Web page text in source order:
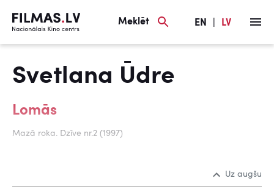
Meklēt EN LV
Svetlana Ūdre
Lomās
Mazā roka. Dzīve nr.2 (1997)
Uz augšu